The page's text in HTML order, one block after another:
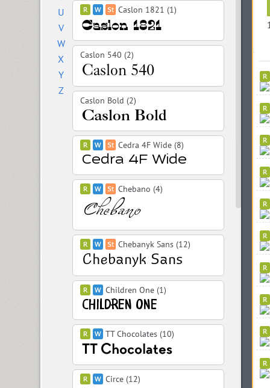
U
V
W
X
Y
Z
Caslon 1821 (1)
Caslon 540 (2)
Caslon Bold (2)
Cedra 4F Wide (8)
Chebano (4)
Chebanyk Sans (12)
Children One (1)
TT Chocolates (10)
Circe (12)